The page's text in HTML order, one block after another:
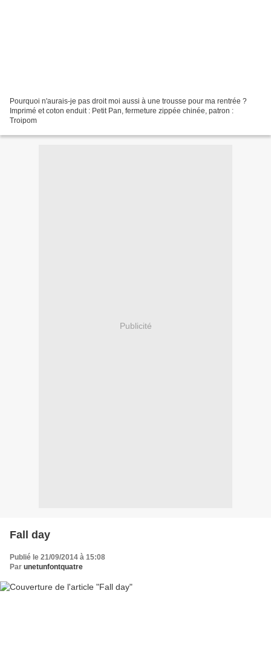
Pourquoi n'aurais-je pas droit moi aussi à une trousse pour ma rentrée ?
Imprimé et coton enduit : Petit Pan, fermeture zippée chinée, patron :
Troipom
Publicité
Fall day
Publié le 21/09/2014 à 15:08
Par unetunfontquatre